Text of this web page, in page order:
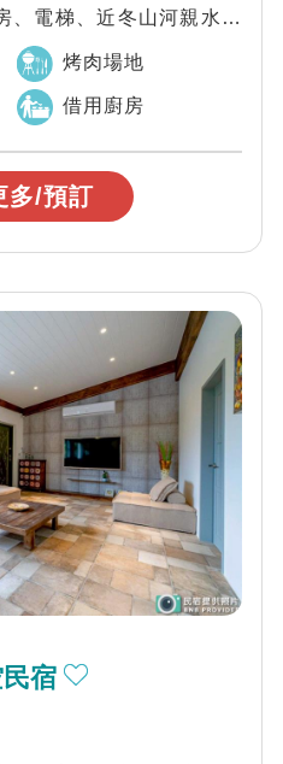
、電梯、近冬山河親水公
CCA+民...
烤肉場地
借用廚房
多/預訂
宿